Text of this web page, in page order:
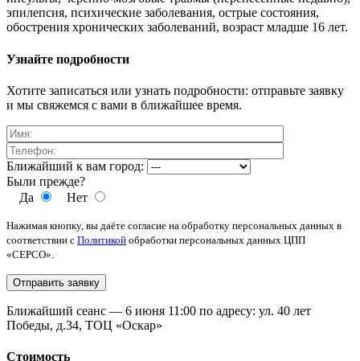
эпилепсия, психические заболевания, острые состояния,
обострения хронических заболеваний, возраст младше 16 лет.
Узнайте подробности
Хотите записаться или узнать подробности: отправьте заявку
и мы свяжемся с вами в ближайшее время.
Ближайший к вам город:
Были прежде?
Да
Нет
Нажимая кнопку, вы даёте согласие на обработку персональных данных в
соответствии с Политикой обработки персональных данных ЦПП
«СЕРСО».
Ближайший сеанс — 6 июня 11:00 по адресу: ул. 40 лет
Победы, д.34, ТОЦ «Оскар»
Стоимость